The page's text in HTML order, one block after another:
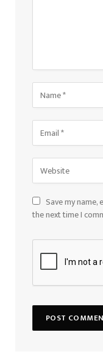
Save my
the next time I